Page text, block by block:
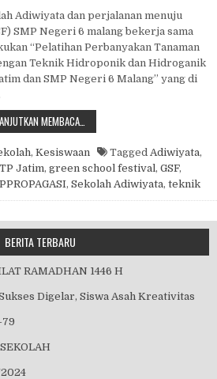
Adiwiyata dan perjalanan menuju
SMP Negeri 6 malang bekerja sama
“Pelatihan Perbanyakan Tanaman
Teknik Hidroponik dan Hidroganik
dan SMP Negeri 6 Malang” yang di
MEMBACA…
, Kesiswaan Tagged Adiwiyata,
Jatim, green school festival , GSF,
PPROPAGASI, Sekolah Adiwiyata, teknik
BERITA TERBARU
RAMADHAN 1446 H
Digelar, Siswa Asah Kreativitas
79